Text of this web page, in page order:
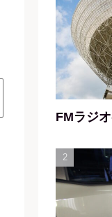
FMラジ